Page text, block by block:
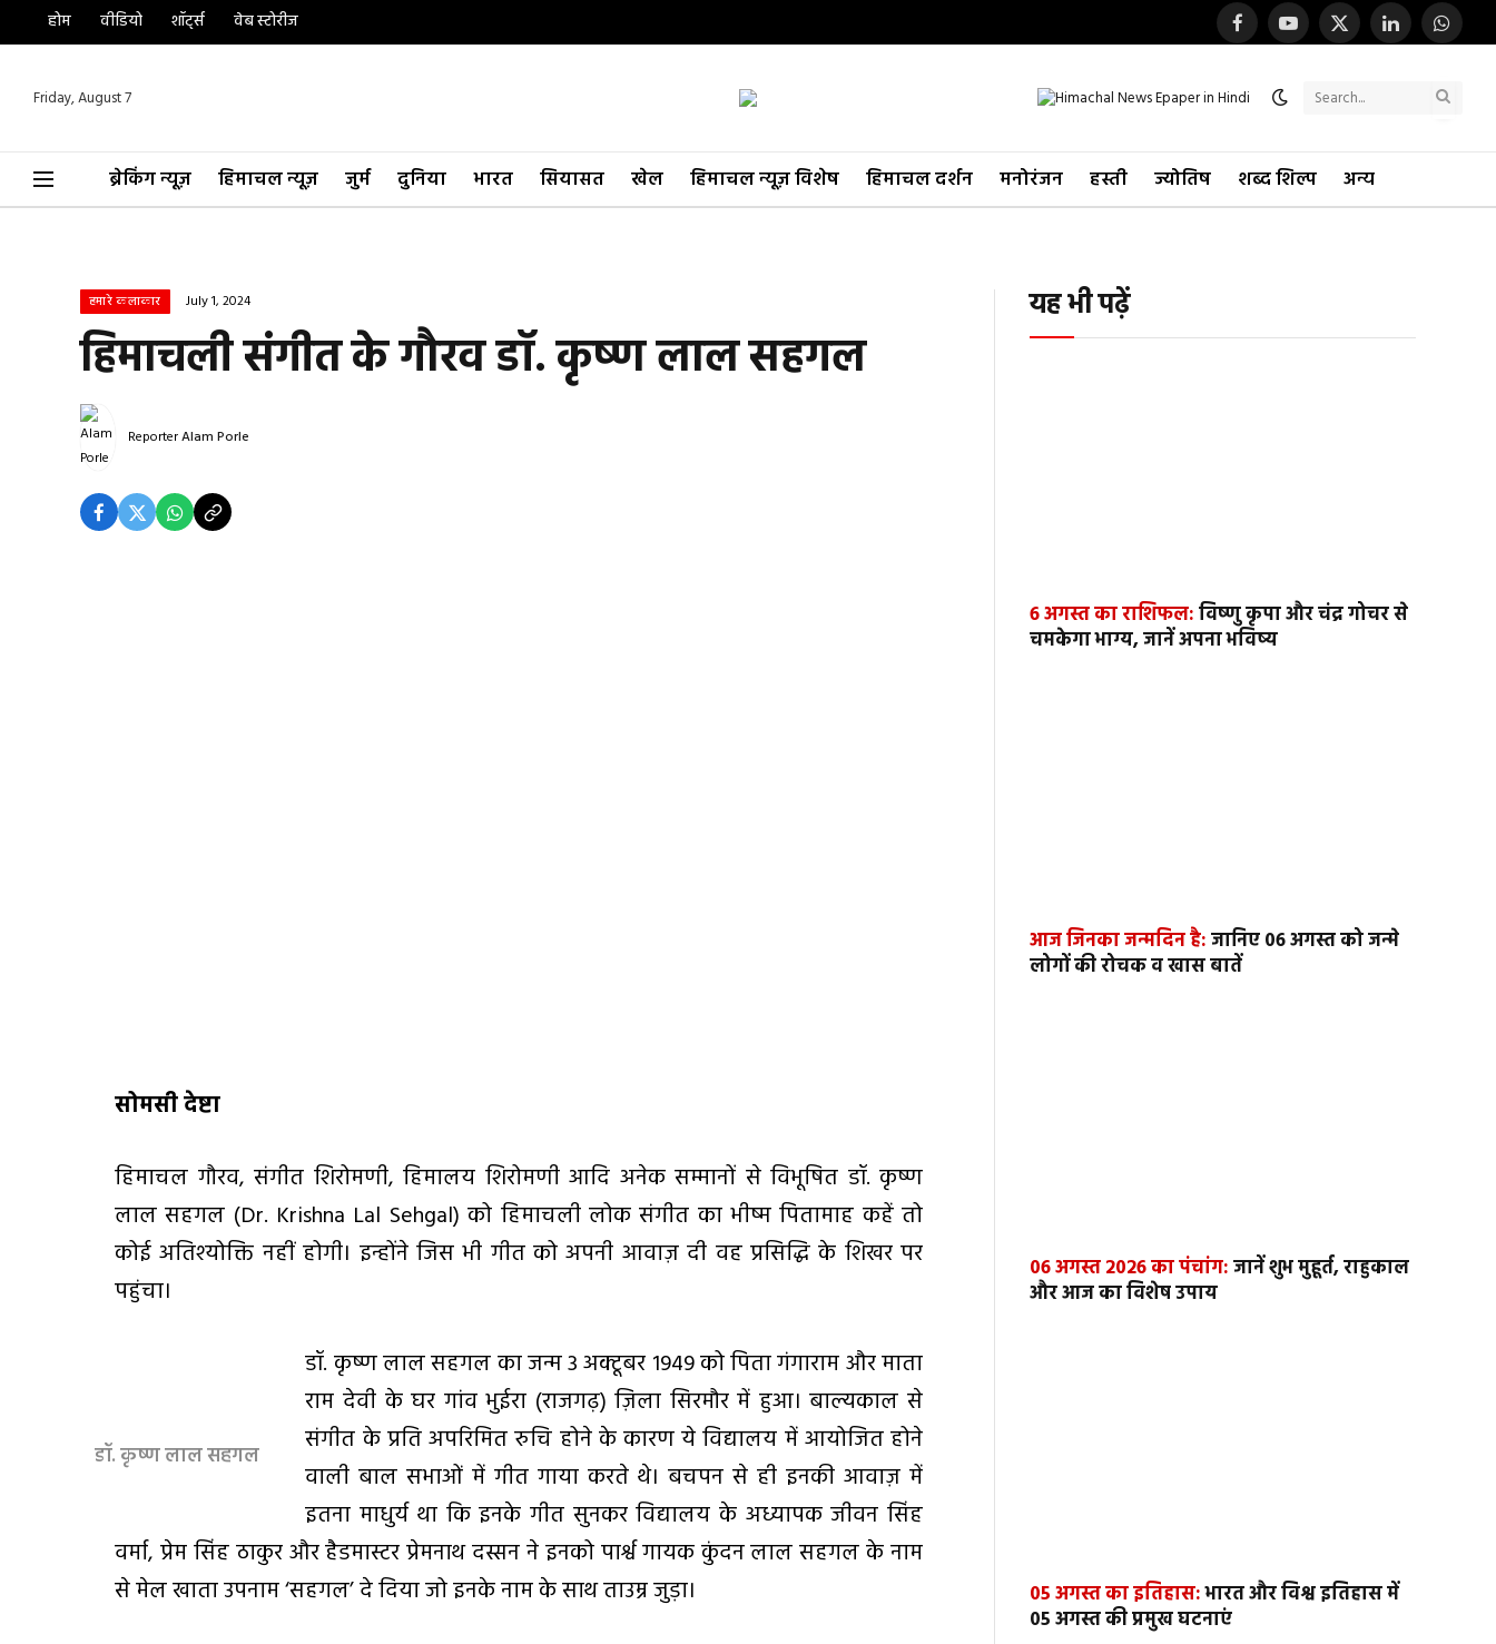
होम वीडियो शॉर्ट्स वेब स्टोरीज FacebookYouTube
X
LinkedIn
Friday, August 7
ब्रेकिंग न्यूज़ हिमाचल न्यूज़ जुर्म दुनिया भारत सियासत खेल हिमाचल न्यूज़ विशेष हिमाचल दर्शन मनोरंजन हस्ती ज्योतिष शब्द शिल्प अन्य
हमारे कलाकार July 1, 2024
हिमाचली संगीत के गौरव डॉ. कृष्ण लाल सहगल
ReporterAlam Porle
सोमसी देष्टा
हिमाचल गौरव, संगीत शिरोमणी, हिमालय शिरोमणी आदि अनेक सम्मानों से विभूषित डॉ. कृष्ण
लाल सहगल (Dr. Krishna Lal Sehgal) को हिमाचली लोक संगीत का भीष्म पितामाह कहें तो
कोई अतिश्योक्ति नहीं होगी। इन्होंने जिस भी गीत को अपनी आवाज़ दी वह प्रसिद्धि के शिखर पर
पहुंचा।
डॉ. कृष्ण लाल सहगल
डॉ. कृष्ण लाल सहगल का जन्म 3 अक्टूबर 1949 को पिता गंगाराम और माता
राम देवी के घर गांव भुईरा (राजगढ़) ज़िला सिरमौर में हुआ। बाल्यकाल से
संगीत के प्रति अपरिमित रुचि होने के कारण ये विद्यालय में आयोजित होने
वाली बाल सभाओं में गीत गाया करते थे। बचपन से ही इनकी आवाज़ में
इतना माधुर्य था कि इनके गीत सुनकर विद्यालय के अध्यापक जीवन सिंह
वर्मा, प्रेम सिंह ठाकुर और हैडमास्टर प्रेमनाथ दस्सन ने इनको पार्श्व गायक कुंदन लाल सहगल के नाम
से मेल खाता उपनाम ‘सहगल’ दे दिया जो इनके नाम के साथ ताउम्र जुड़ा।
यह भी पढ़ें
6 अगस्त का राशिफल:विष्णु कृपा और चंद्र गोचर से
चमकेगा भाग्य, जानें अपना भविष्य
आज जिनका जन्मदिन है:जानिए 06 अगस्त को जन्मे
लोगों की रोचक व खास बातें
06 अगस्त 2026 का पंचांग:जानें शुभ मुहूर्त, राहुकाल
और आज का विशेष उपाय
05 अगस्त का इतिहास:भारत और विश्व इतिहास में
05 अगस्त की प्रमुख घटनाएं